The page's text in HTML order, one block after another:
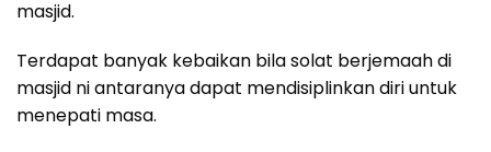
masjid.
Terdapat banyak kebaikan bila solat berjemaah di
masjid ni antaranya dapat mendisiplinkan diri untuk
menepati masa.